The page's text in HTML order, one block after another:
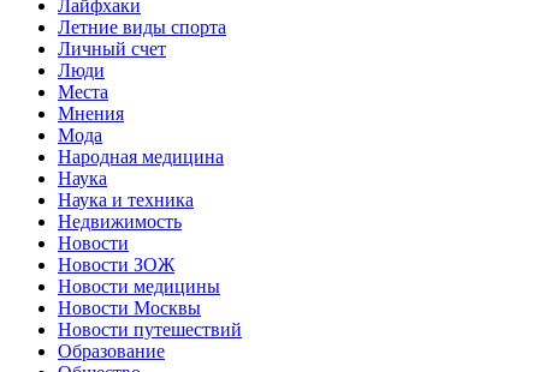
Лайфхаки
Летние виды спорта
Личный счет
Люди
Места
Мнения
Мода
Народная медицина
Наука
Наука и техника
Недвижимость
Новости
Новости ЗОЖ
Новости медицины
Новости Москвы
Новости путешествий
Образование